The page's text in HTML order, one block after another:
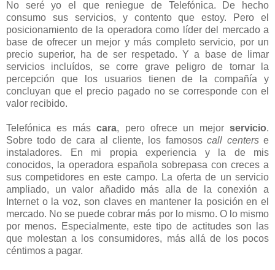
No seré yo el que reniegue de Telefónica. De hecho
consumo sus servicios, y contento que estoy. Pero el
posicionamiento de la operadora como líder del mercado a
base de ofrecer un mejor y más completo servicio, por un
precio superior, ha de ser respetado. Y a base de limar
servicios incluídos, se corre grave peligro de tornar la
percepción que los usuarios tienen de la compañía y
concluyan que el precio pagado no se corresponde con el
valor recibido.
Telefónica es máscara, pero ofrece un mejor servicio.
Sobre todo de cara al cliente, los famososcall centerse
instaladores. En mi propia experiencia y la de mis
conocidos, la operadora española sobrepasa con creces a
sus competidores en este campo. La oferta de un servicio
ampliado, un valor añadido más alla de la conexión a
Internet o la voz, son claves en mantener la posición en el
mercado. No se puede cobrar más por lo mismo. O lo mismo
por menos. Especialmente, este tipo de actitudes son las
que molestan a los consumidores, más allá de los pocos
céntimos a pagar.